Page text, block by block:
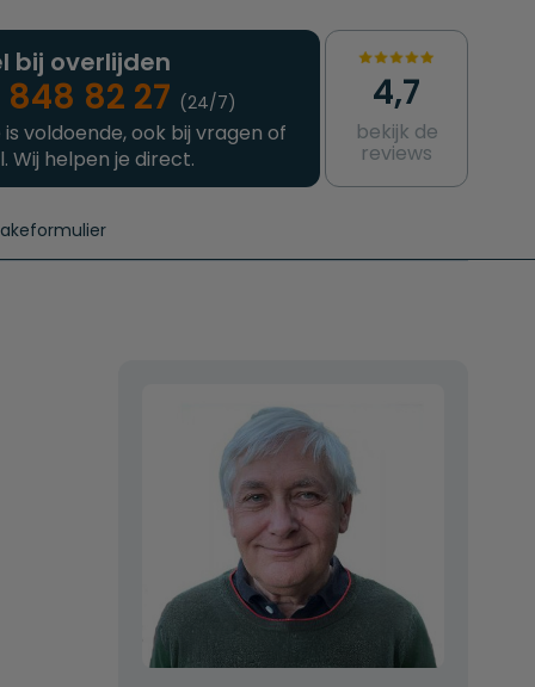
bij overlijden
82 27 (24/7)
voldoende, ook bij vragen of
Wij helpen je direct.
4,7
bekijk de
reviews